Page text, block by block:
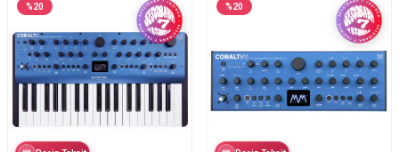
%20 %20